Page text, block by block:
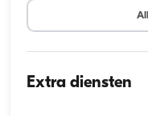
Extra diensten